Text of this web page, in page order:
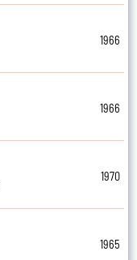
1966
1966
1970
1965